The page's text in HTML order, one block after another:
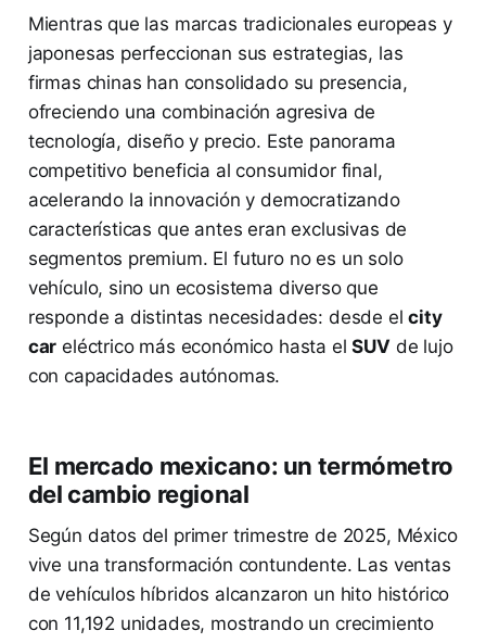
Mientras que las marcas tradicionales europeas y
japonesas perfeccionan sus estrategias, las
firmas chinas han consolidado su presencia,
ofreciendo una combinación agresiva de
tecnología, diseño y precio. Este panorama
competitivo beneficia al consumidor final,
acelerando la innovación y democratizando
características que antes eran exclusivas de
segmentos premium. El futuro no es un solo
vehículo, sino un ecosistema diverso que
responde a distintas necesidades: desde elcity
car eléctrico más económico hasta elSUV de lujo
con capacidades autónomas.
El mercado mexicano: un termómetro
del cambio regional
Según datos del primer trimestre de 2025, México
vive una transformación contundente. Las ventas
de vehículos híbridos alcanzaron un hito histórico
con 11,192 unidades, mostrando un crecimiento